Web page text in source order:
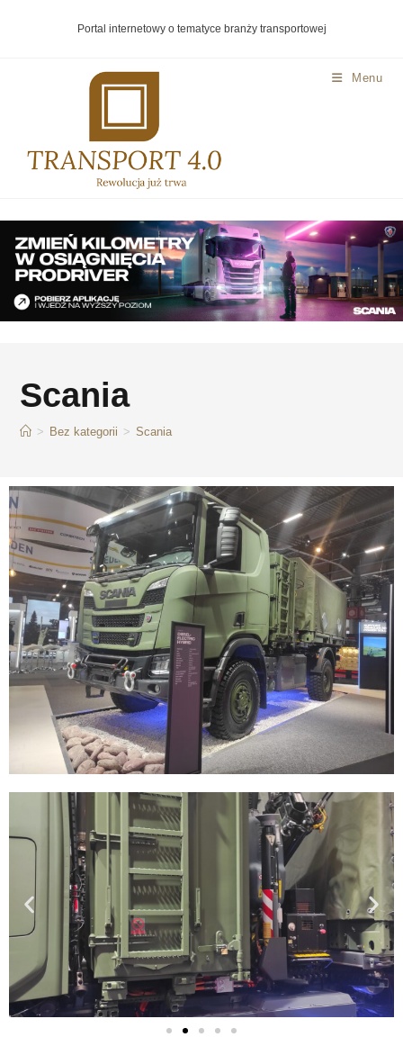
Portal internetowy o tematyce branży transportowej
Menu
Scania
> Bez kategorii > Scania